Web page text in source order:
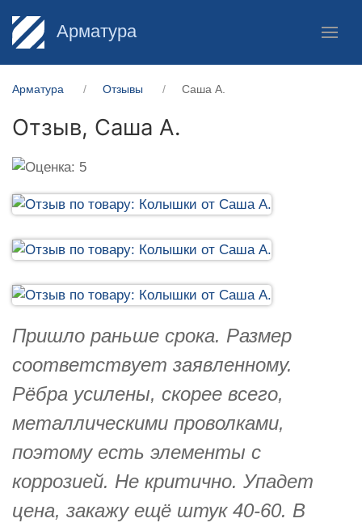
Арматура
Арматура Отзывы Саша А.
Отзыв, Саша А.
Пришло раньше срока. Размер
соответствует заявленному.
Рёбра усилены, скорее всего,
металлическими проволками,
поэтому есть элементы с
коррозией. Не критично. Упадет
цена, закажу ещё штук 40-60. В